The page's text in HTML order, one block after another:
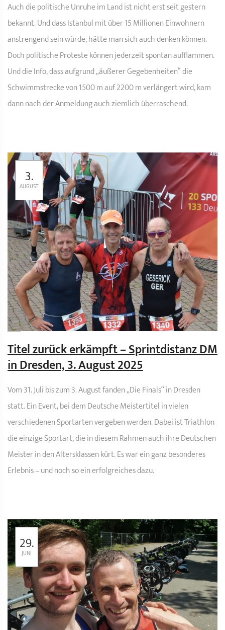
Auch die politische Unruhe im Land ist nicht erst seit gestern
bekannt. Und dass Istanbul mit über 15 Millionen Einwohnern
anstrengend sein würde, hätte man sich auch denken können.
Doch politische Proteste können jederzeit spontan aufflammen.
Und die Info, dass aufgrund „äußerer Gegebenheiten“ die
Schwimmstrecke von 1500 m auf 2200 m verlängert wird, kam
dann nach der Anmeldung auch ziemlich überraschend.
3.
AUGUST
Titel zurück erkämpft – Sprintdistanz DM
in Dresden, 3. August 2025
Vom 31. Juli bis zum 3. August fanden „Die Finals“ in Dresden
statt. Ein Event, bei dem Deutsche Meistertitel in vielen
verschiedenen Sportarten vergeben werden. Dabei ist Triathlon
die einzige Sportart, die in diesem Rahmen auch ihre Deutschen
Meister in den Altersklassen kürt. Es war ein ganz besonderes
Erlebnis – und noch so ein erfolgreiches dazu.
29.
JUNI